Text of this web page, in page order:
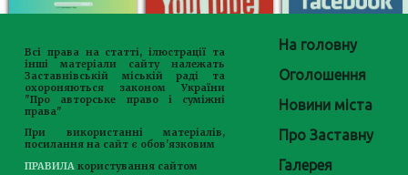
Всі права на статті, ілюстрації та
інші матеріали сайту належать
Заставнівській міській раді та
охороняються законом України
"Про авторське право і суміжні
права"
При використанні матеріалів,
посилання на сайт є обов'язковим
ПРАВИЛА користування сайтом
На головну
Оголошення
Новини міста
Про Заставну
Галерея